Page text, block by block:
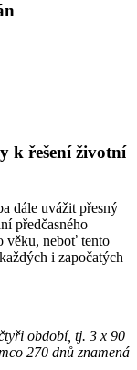
k řešení životní
dále uvážit přesný
předčasného
věku, neboť tento
i započatých
období, tj. 3 x 90
270 dnů znamená